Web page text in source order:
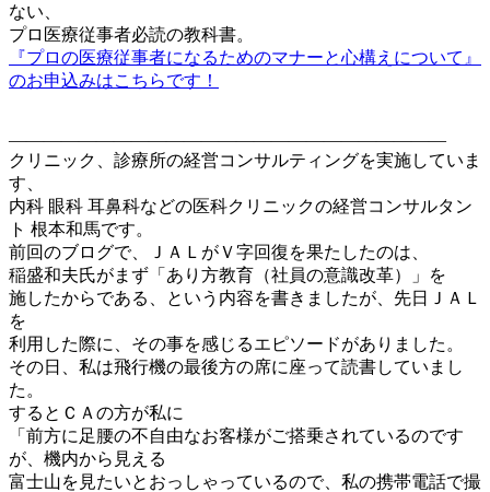
ない、
プロ医療従事者必読の教科書。
『プロの医療従事者になるためのマナーと心構えについて』
のお申込みはこちらです！
—————————————————————————
クリニック、診療所の経営コンサルティングを実施していま
す、
内科 眼科 耳鼻科などの医科クリニックの経営コンサルタン
ト 根本和馬です。
前回のブログで、ＪＡＬがＶ字回復を果たしたのは、
稲盛和夫氏がまず「あり方教育（社員の意識改革）」を
施したからである、という内容を書きましたが、先日ＪＡＬ
を
利用した際に、その事を感じるエピソードがありました。
その日、私は飛行機の最後方の席に座って読書していまし
た。
するとＣＡの方が私に
「前方に足腰の不自由なお客様がご搭乗されているのです
が、機内から見える
富士山を見たいとおっしゃっているので、私の携帯電話で撮